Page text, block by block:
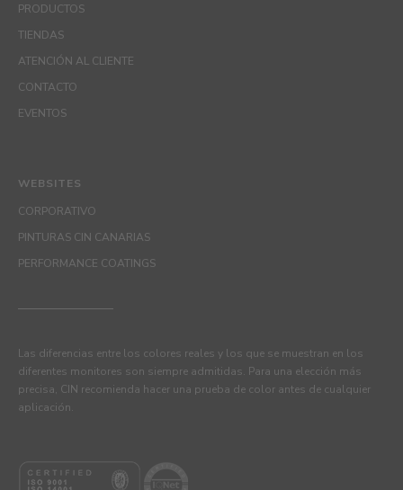
PRODUCTOS
TIENDAS
ATENCIÓN AL CLIENTE
CONTACTO
EVENTOS
WEBSITES
CORPORATIVO
PINTURAS CIN CANARIAS
PERFORMANCE COATINGS
Las diferencias entre los colores reales y los que se muestran en los
diferentes monitores son siempre admitidas. Para una elección más
precisa, CIN recomienda hacer una prueba de color antes de cualquier
aplicación.